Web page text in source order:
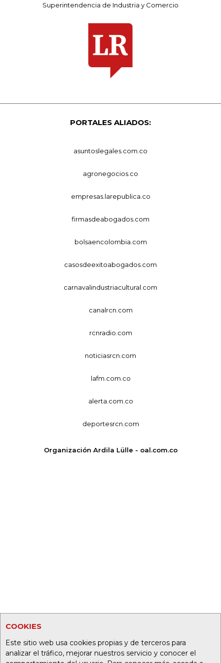
COOKIES
Este sitio web usa cookies propias y de terceros para
analizar el tráfico, mejorar nuestros servicio y conocer el
Superintendencia de Industria y Comercio
PORTALES ALIADOS:
asuntoslegales.com.co
agronegocios.co
empresas.larepublica.co
firmasdeabogados.com
bolsaencolombia.com
casosdeexitoabogados.com
carnavalindustriacultural.com
canalrcn.com
rcnradio.com
noticiasrcn.com
lafm.com.co
alerta.com.co
deportesrcn.com
Organización Ardila Lülle - oal.com.co